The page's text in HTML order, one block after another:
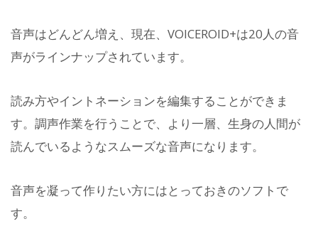
音声はどんどん増え、現在、VOICEROID+は20人の音
声がラインナップされています。
読み方やイントネーションを編集することができま
す。調声作業を行うことで、より一層、生身の人間が
読んでいるようなスムーズな音声になります。
音声を凝って作りたい方にはとっておきのソフトで
す。